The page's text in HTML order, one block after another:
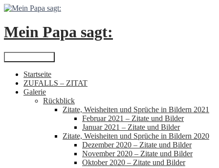
Zum
springen
Mein Papa sagt:
Suchen
Startseite
ZUFALLS – ZITAT
Galerie
Rückblick
Zitate, Weisheiten und Sprüche in Bildern 2021
Februar 2021 – Zitate und Bilder
Januar 2021 – Zitate und Bilder
Zitate, Weisheiten und Sprüche in Bildern 2020
Dezember 2020 – Zitate und Bilder
November 2020 – Zitate und Bilder
Oktober 2020 – Zitate und Bilder